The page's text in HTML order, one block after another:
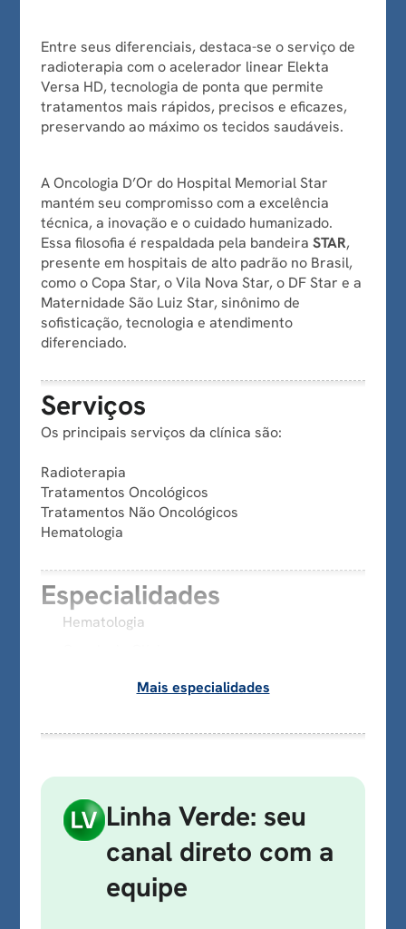
Entre seus diferenciais, destaca-se o serviço de
radioterapia com o acelerador linear Elekta
Versa HD, tecnologia de ponta que permite
tratamentos mais rápidos, precisos e eficazes,
preservando ao máximo os tecidos saudáveis.
A Oncologia D’Or do Hospital Memorial Star
mantém seu compromisso com a excelência
técnica, a inovação e o cuidado humanizado.
Essa filosofia é respaldada pela bandeira STAR,
presente em hospitais de alto padrão no Brasil,
como o Copa Star, o Vila Nova Star, o DF Star e a
Maternidade São Luiz Star, sinônimo de
sofisticação, tecnologia e atendimento
diferenciado.
Serviços
Os principais serviços da clínica são:
Radioterapia
Tratamentos Oncológicos
Tratamentos Não Oncológicos
Hematologia
Especialidades
Hematologia
Mais especialidades
Linha Verde: seu
canal direto com a
equipe